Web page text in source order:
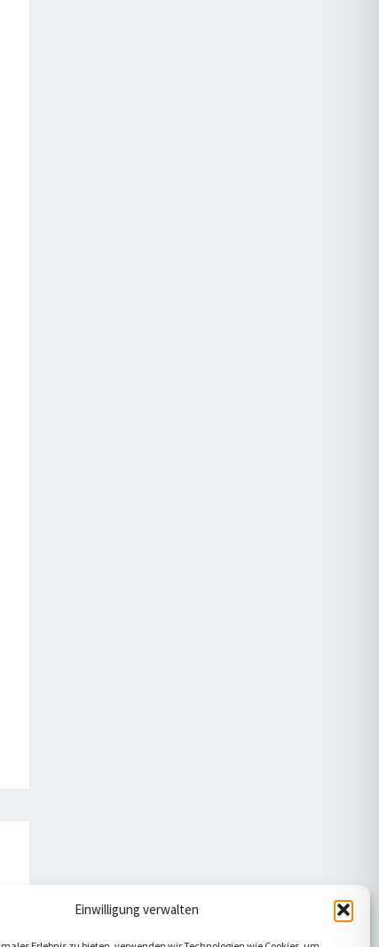
Einwilligung verwalten